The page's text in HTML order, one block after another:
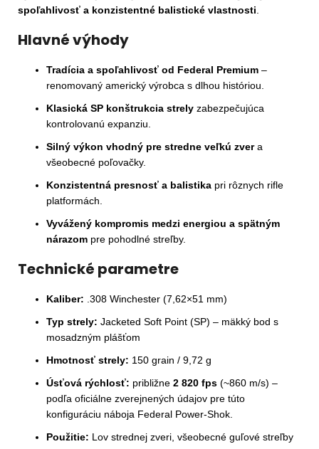
spoľahlivosť a konzistentné balistické vlastnosti
Hlavné výhody
Tradícia a spoľahlivosť od Federal Premium –
renomovaný americký výrobca s dlhou históriou.
Klasická SP konštrukcia strely zabezpečujúca
kontrolovanú expanziu.
Silný výkon vhodný pre stredne veľkú zvera
všeobecné poľovačky.
Konzistentná presnosť a balistika pri rôznych rifle
platformách.
Vyvážený kompromis medzi energiou a spätným
nárazom pre pohodlné streľby.
Technické parametre
Kaliber: .308 Winchester (7,62×51 mm)
Typ strely: Jacketed Soft Point (SP) – mäkký bod s
mosadzným plášťom
Hmotnosť strely: 150 grain / 9,72 g
Úsťová rýchlosť: približne 2 820 fps (~860 m/s) –
podľa oficiálne zverejnených údajov pre túto
konfiguráciu náboja Federal Power-Shok.
Použitie: Lov strednej zveri, všeobecné guľové streľby